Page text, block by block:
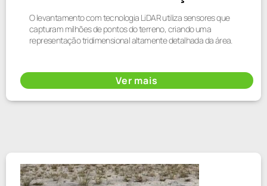
O levantamento com tecnologia LiDAR utiliza sensores que
capturam milhões de pontos do terreno, criando uma
representação tridimensional altamente detalhada da área.
Ver mais